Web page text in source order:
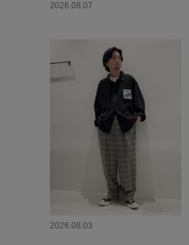
2026.08.07
2026.08.03